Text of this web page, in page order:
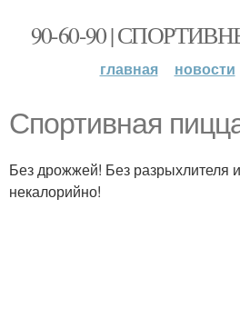
90-60-90 |
главная новости
Спортивная
Без дрожжей! Без разрыхлителя
некалорийно!